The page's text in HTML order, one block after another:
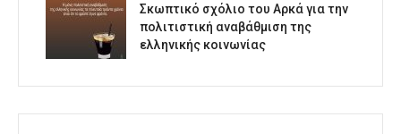
Σκωπτικό σχόλιο του Αρκά για την
πολιτιστική αναβάθμιση της
ελληνικής κοινωνίας